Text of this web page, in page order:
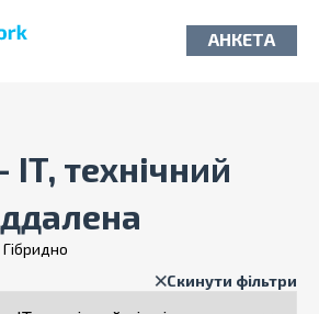
АНКЕТА
IT, технічний
Гiбридно
Скинути фільтри